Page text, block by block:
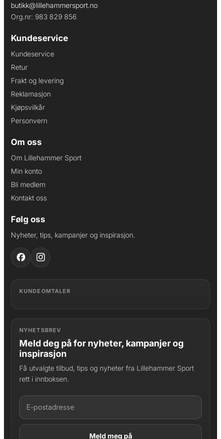
butikk@lillehammersport.no
Org.nr: 983 829 856
Kundeservice
Kundeservice
Retur
Frakt og levering
Reklamasjon
Kjøpsvilkår
Personvern
Om oss
Om Lillehammer Sport
Min konto
Bli medlem
Kontakt oss
Følg oss
Nyheter, tips, kampanjer og inspirasjon.
KUNDEOMTALER
NYHETSBREV
Meld deg på for nyheter, kampanjer og
inspirasjon
Få utvalgte tilbud, tips og nyheter fra Lillehammer Sport
rett i innboksen.
LAGT I HANDLEKURV
Produktet er lagt til